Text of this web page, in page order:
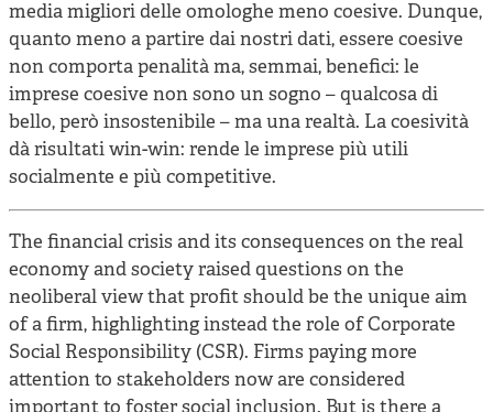
media migliori delle omologhe meno coesive. Dunque,
quanto meno a partire dai nostri dati, essere coesive
non comporta penalità ma, semmai, benefici: le
imprese coesive non sono un sogno – qualcosa di
bello, però insostenibile – ma una realtà. La coesività
dà risultati win-win: rende le imprese più utili
socialmente e più competitive.
The financial crisis and its consequences on the real
economy and society raised questions on the
neoliberal view that profit should be the unique aim
of a firm, highlighting instead the role of Corporate
Social Responsibility (CSR). Firms paying more
attention to stakeholders now are considered